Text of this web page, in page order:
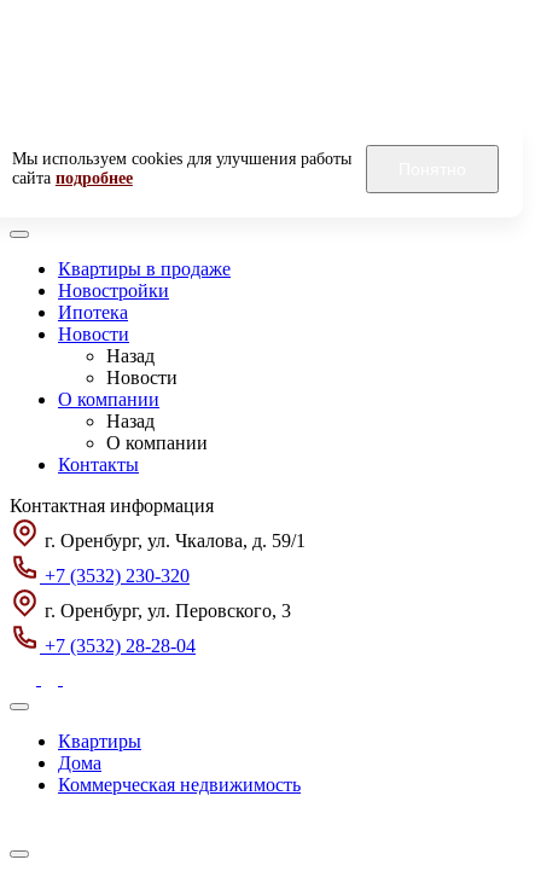
Квартиры в продаже
Новостройки
Ипотека
Новости
Назад
Новости
О компании
Назад
О компании
Контакты
Контактная информация
г. Оренбург, ул. Чкалова, д. 59/1
+7 (3532) 230-320
г. Оренбург, ул. Перовского, 3
+7 (3532) 28-28-04
Квартиры
Дома
Коммерческая недвижимость
Мы используем cookies для улучшения работы
сайта подробнее